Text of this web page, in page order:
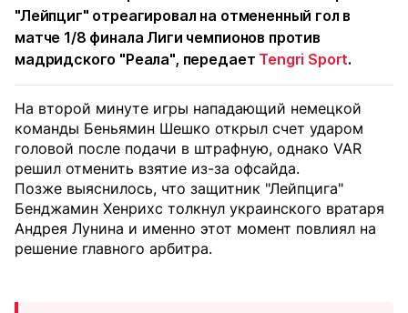
"Лейпциг" отреагировал на отмененный гол в
матче 1/8 финала Лиги чемпионов против
мадридского "Реала", передает Tengri Sport.
На второй минуте игры нападающий немецкой
команды Беньямин Шешко открыл счет ударом
головой после подачи в штрафную, однако VAR
решил отменить взятие из-за офсайда.
Позже выяснилось, что защитник "Лейпцига"
Бенджамин Хенрихс толкнул украинского вратаря
Андрея Лунина и именно этот момент повлиял на
решение главного арбитра.